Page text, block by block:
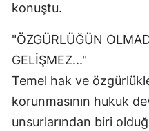
konuştu.
"ÖZGÜRLÜĞÜN
GELİŞMEZ..."
Temel hak ve
korunmasının hukuk
unsurlarından biri